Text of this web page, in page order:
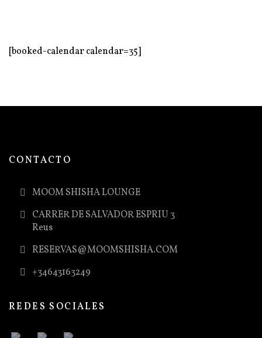
[booked-calendar calendar=35]
CONTACTO
MOOM SHISHA LOUNGE
CARRER DE SALVADOR ESPRIU 3
Reus
RESERVAS@MOOMSHISHA.COM
+34643163249
REDES SOCIALES